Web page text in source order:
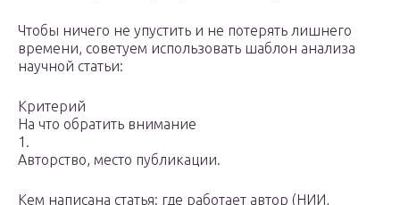
Чтобы ничего не упустить и не потерять лишнего
времени, советуем использовать шаблон анализа
научной статьи:
Критерий
На что обратить внимание
1.
Авторство, место публикации.
Кем написана статья: где работает автор (НИИ,